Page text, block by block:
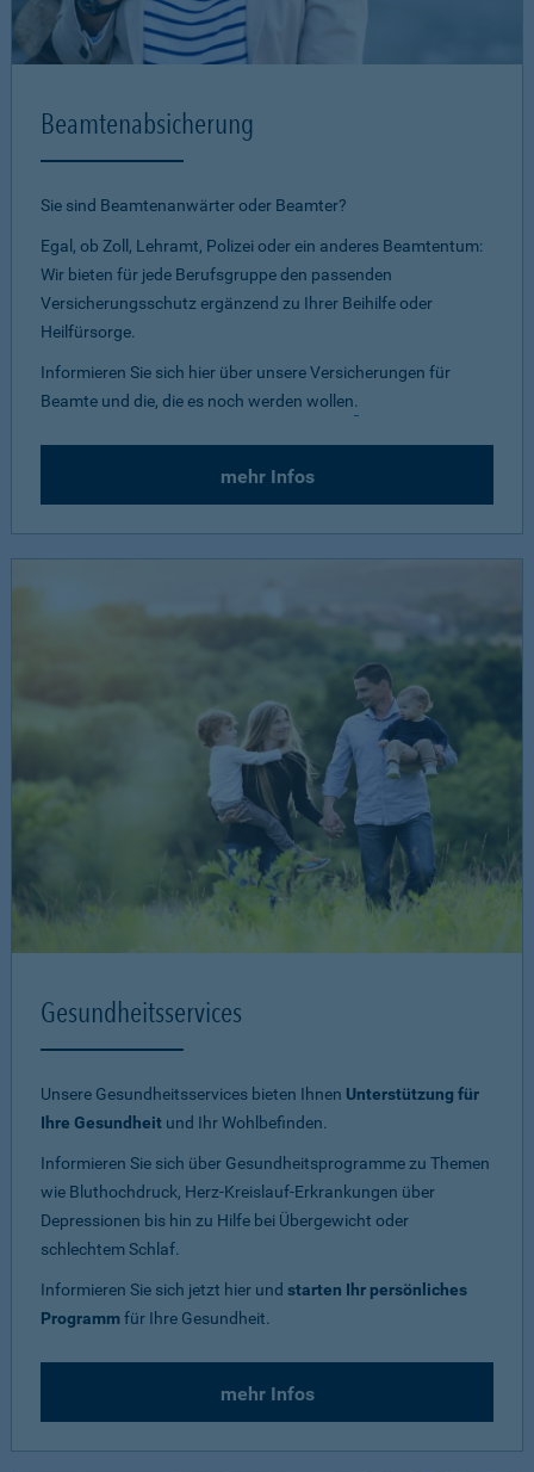
Beamtenabsicherung
Sie sind Beamtenanwärter oder Beamter?
Egal, ob Zoll, Lehramt, Polizei oder ein anderes Beamtentum:
Wir bieten für jede Berufsgruppe den passenden
Versicherungsschutz ergänzend zu Ihrer Beihilfe oder
Heilfürsorge.
Informieren Sie sich hier über unsere Versicherungen für
Beamte und die, die es noch werden wollen.
mehr Infos
Gesundheitsservices
Unsere Gesundheitsservices bieten Ihnen Unterstützung für
Ihre Gesundheit und Ihr Wohlbefinden.
Informieren Sie sich über Gesundheitsprogramme zu Themen
wie Bluthochdruck, Herz-Kreislauf-Erkrankungen über
Depressionen bis hin zu Hilfe bei Übergewicht oder
schlechtem Schlaf.
Informieren Sie sich jetzt hier und starten Ihr persönliches
Programmfür Ihre Gesundheit.
mehr Infos